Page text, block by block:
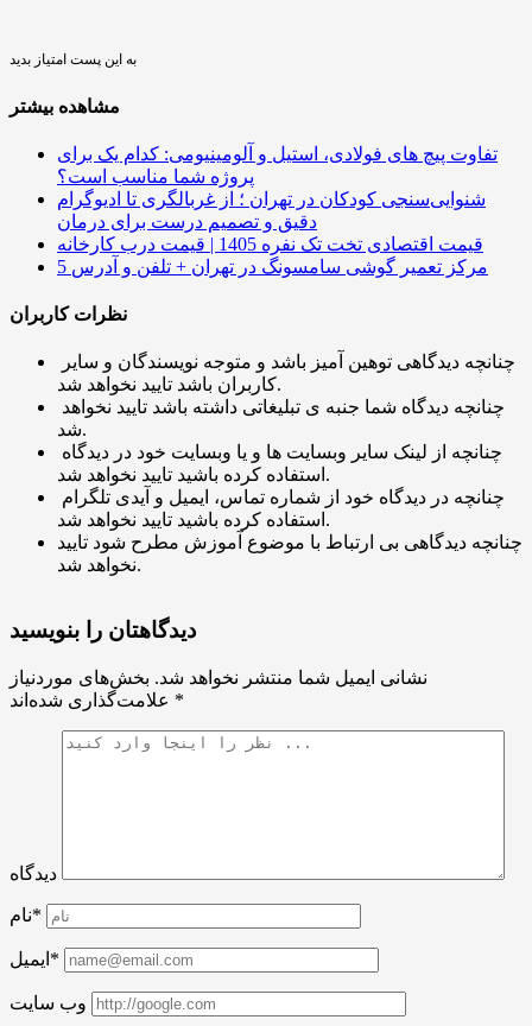
به این پست امتیاز بدید
مشاهده بیشتر
تفاوت پیچ ‌های فولادی، استیل و آلومینیومی: کدام یک برای
پروژه شما مناسب است؟
شنوایی‌سنجی کودکان در تهران ؛ از غربالگری تا ادیوگرام
دقیق و تصمیم درست برای درمان
قیمت اقتصادی تخت تک نفره 1405 | قیمت درب کارخانه
5 مرکز تعمیر گوشی سامسونگ در تهران + تلفن و آدرس
نظرات کاربران
کاربران باشد تایید نخواهد شد.
شد.
استفاده کرده باشید تایید نخواهد شد.
استفاده کرده باشید تایید نخواهد شد.
چنانچه دیدگاهی بی ارتباط با موضوع آموزش مطرح شود تایید
نخواهد شد.
دیدگاهتان را بنویسید
نشانی ایمیل شما منتشر نخواهد شد. بخش‌های موردنیاز
*
دیدگاه
نام*
ایمیل*
وب سایت